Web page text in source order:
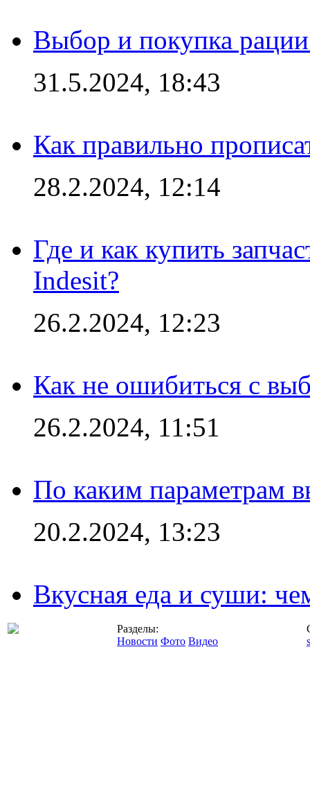
Выбор и покупка
31.5.2024, 18:43
Как правильно
28.2.2024, 12:14
Где и как купить
Indesit?
26.2.2024, 12:23
Как не ошибиться с
26.2.2024, 11:51
По каким параметрам
20.2.2024, 13:23
Вкусная еда и суши:
Разделы:
Новости Фото Видео